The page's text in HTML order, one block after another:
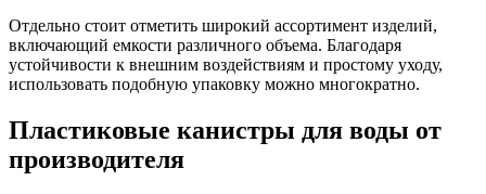
Отдельно стоит отметить широкий ассортимент изделий,
включающий емкости различного объема. Благодаря
устойчивости к внешним воздействиям и простому уходу,
использовать подобную упаковку можно многократно.
Пластиковые канистры для воды от
производителя